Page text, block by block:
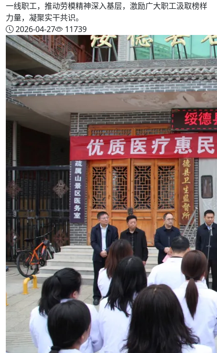
一线职工，推动劳模精神深入基层，激励广大职工汲取榜样
力量，凝聚实干共识。
2026-04-27
11739